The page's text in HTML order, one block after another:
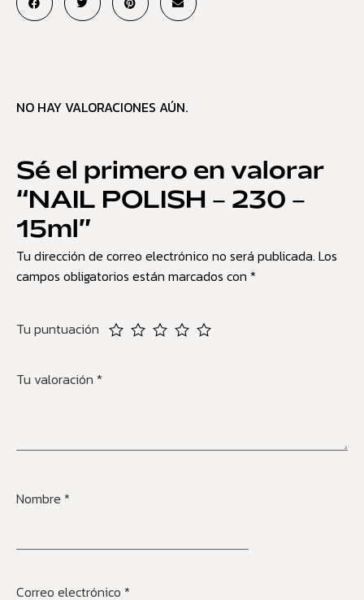
NO HAY VALORACIONES AÚN.
Sé el primero en valorar
“NAIL POLISH – 230 –
15ml”
Tu dirección de correo electrónico no será publicada. Los
campos obligatorios están marcados con *
Tu puntuación
Tu valoración *
Nombre *
Correo electrónico *